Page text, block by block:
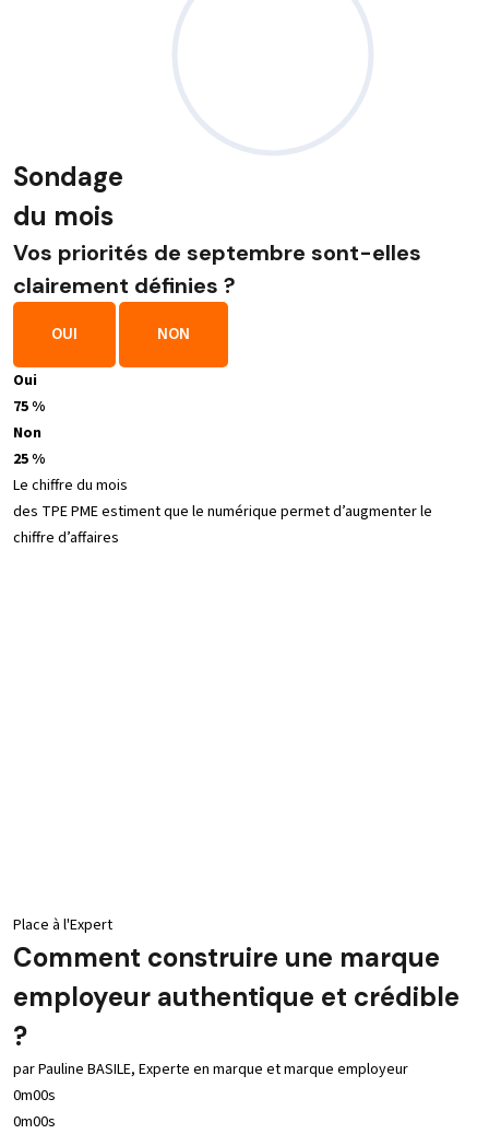
Sondage
du mois
Vos priorités de septembre sont-elles
clairement définies ?
OUI NON
Oui
75 %
Non
25 %
Le chiffre du mois
des TPE PME estiment que le numérique permet d’augmenter le
chiffre d’affaires
Place à l'Expert
Comment construire une marque
employeur authentique et crédible
?
par Pauline BASILE, Experte en marque et marque employeur
0m00s
0m00s